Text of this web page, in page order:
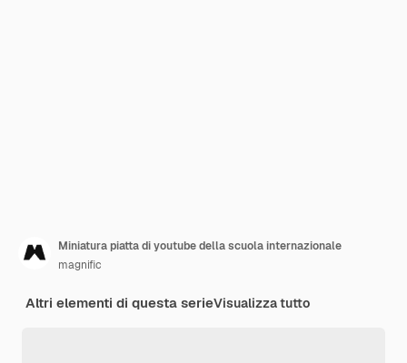
Miniatura piatta di youtube della scuola internazionale
magnific
Altri elementi di questa serieVisualizza tutto